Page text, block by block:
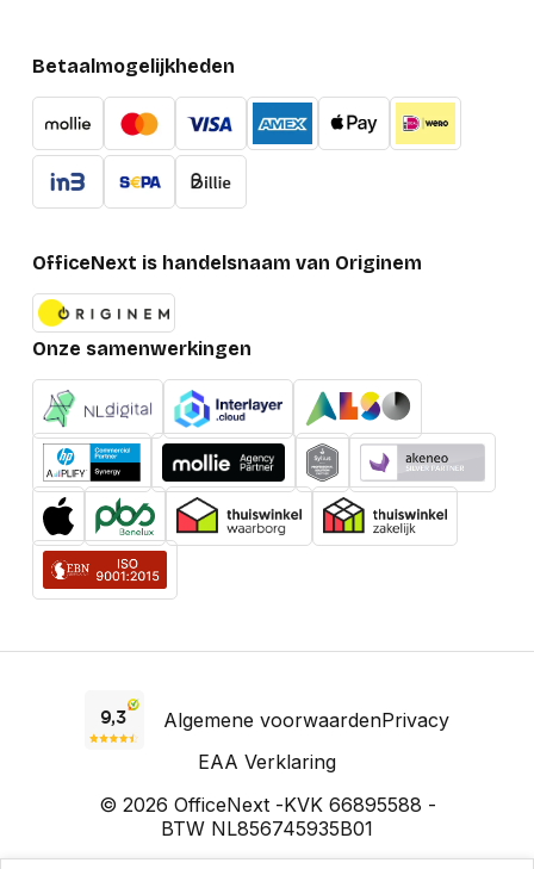
Betaalmogelijkheden
OfficeNext is handelsnaam van Originem
Onze samenwerkingen
Algemene voorwaardenPrivacy
EAA Verklaring
© 2026 OfficeNext -KVK 66895588 -
BTW NL856745935B01